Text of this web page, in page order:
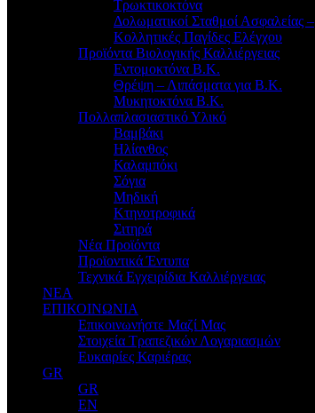
Τρωκτικοκτόνα
Δολωματικοί Σταθμοί Ασφαλείας –
Κολλητικές Παγίδες Ελέγχου
Προϊόντα Βιολογικής Καλλιέργειας
Εντομοκτόνα Β.Κ.
Θρέψη – Λιπάσματα για Β.Κ.
Μυκητοκτόνα Β.Κ.
Πολλαπλασιαστικό Υλικό
Βαμβάκι
Ηλίανθος
Καλαμπόκι
Σόγια
Μηδική
Κτηνοτροφικά
Σιτηρά
Νέα Προϊόντα
Προϊοντικά Έντυπα
Τεχνικά Εγχειρίδια Καλλιέργειας
ΝΕΑ
ΕΠΙΚΟΙΝΩΝΙΑ
Επικοινωνήστε Μαζί Μας
Στοιχεία Τραπεζικών Λογαριασμών
Ευκαιρίες Καριέρας
GR
GR
EN